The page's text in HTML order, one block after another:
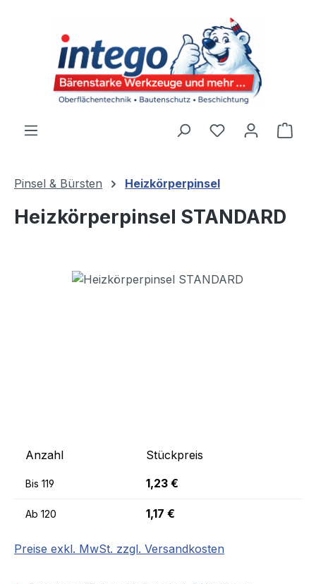
Du hast 0
Pinsel & Bürsten Heizkörperpinsel
Heizkörperpinsel STANDARD
Bildergalerie überspringen
Anzahl Stückpreis
Bis 119 1,23 €
Ab 120 1,17 €
Preise exkl. MwSt. zzgl. Versandkosten